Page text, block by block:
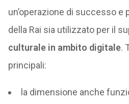
un’operazione di successo e
della Rai sia utilizzato per il
culturale in ambito digitale.
principali:
la dimensione anche